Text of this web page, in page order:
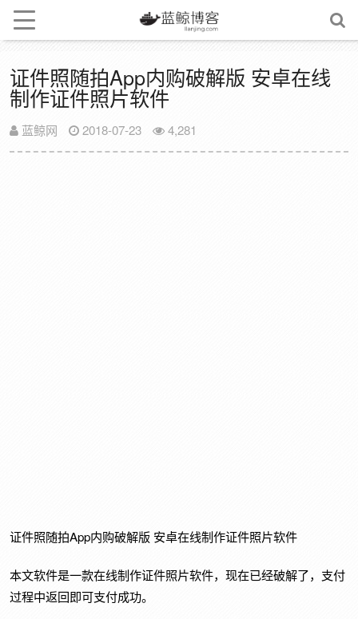
证件照随拍App内购破解版 安卓在线
制作证件照片软件
蓝鲸网 2018-07-23 4,281
证件照随拍App内购破解版 安卓在线制作证件照片软件
本文软件是一款在线制作证件照片软件，现在已经破解了，支付
过程中返回即可支付成功。